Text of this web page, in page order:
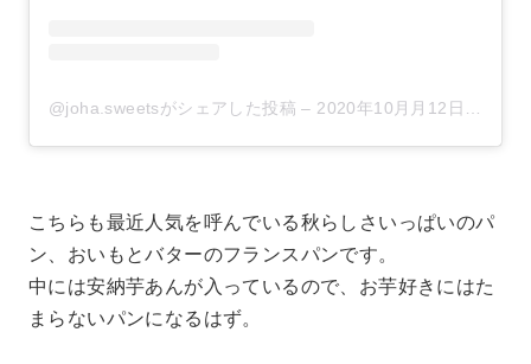
@joha.sweetsがシェアした投稿 – 2020年10月月12日午後10時05分PDT
こちらも最近人気を呼んでいる秋らしさいっぱいのパ
ン、おいもとバターのフランスパンです。
中には安納芋あんが入っているので、お芋好きにはた
まらないパンになるはず。